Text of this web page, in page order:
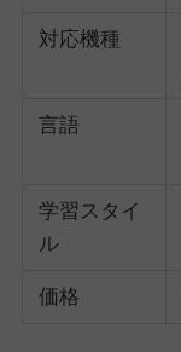
対応機種
言語
学習スタイ
ル
価格